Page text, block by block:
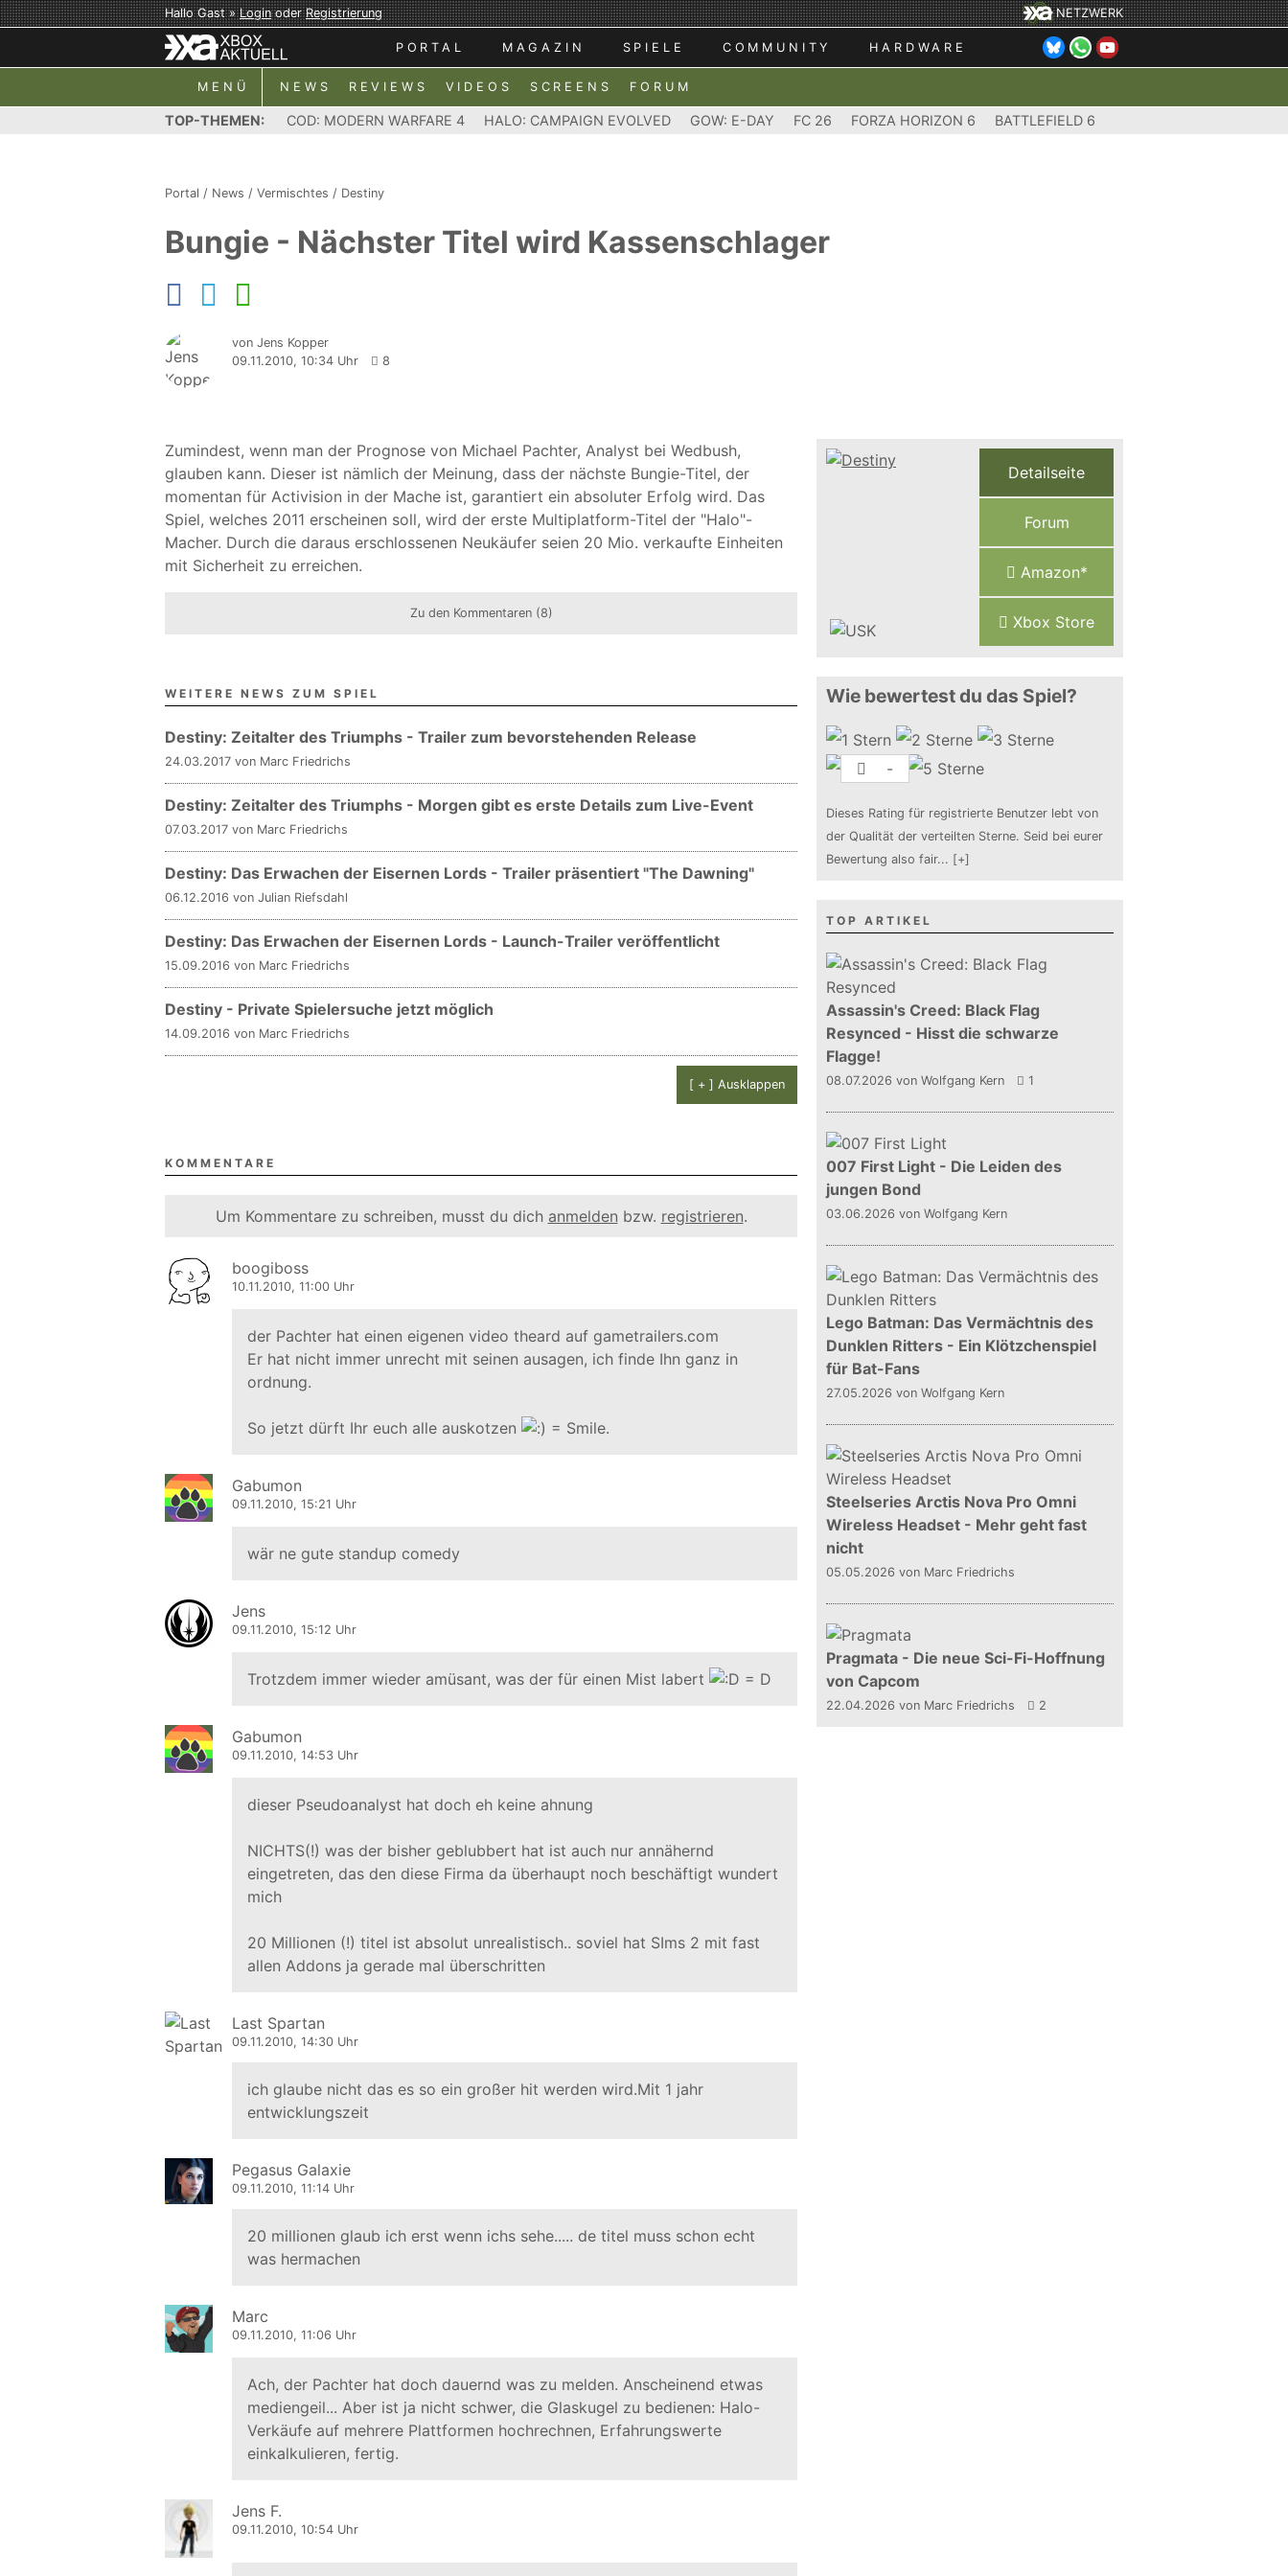
Hallo Gast »LoginoderRegistrierung NETZWERK
PORTAL MAGAZIN SPIELE COMMUNITY HARDWARE
MENÜ NEWS REVIEWS VIDEOS SCREENS FORUM
TOP-THEMEN: COD: MODERN WARFARE 4 HALO: CAMPAIGN EVOLVED GOW: E-DAY FC 26 FORZA HORIZON 6 BATTLEFIELD 6
Portal / News / Vermischtes / Destiny
Bungie - Nächster Titel wird Kassenschlager
von Jens Kopper
09.11.2010, 10:34 Uhr
8
Zumindest, wenn man der Prognose von Michael Pachter, Analyst bei Wedbush,
glauben kann. Dieser ist nämlich der Meinung, dass der nächste Bungie-Titel, der
momentan für Activision in der Mache ist, garantiert ein absoluter Erfolg wird. Das
Spiel, welches 2011 erscheinen soll, wird der erste Multiplatform-Titel der "Halo"-
Macher. Durch die daraus erschlossenen Neukäufer seien 20 Mio. verkaufte Einheiten
mit Sicherheit zu erreichen.
Zu den Kommentaren (8)
WEITERE NEWS ZUM SPIEL
Destiny: Zeitalter des Triumphs - Trailer zum bevorstehenden Release
24.03.2017 von Marc Friedrichs
Destiny: Zeitalter des Triumphs - Morgen gibt es erste Details zum Live-Event
07.03.2017 von Marc Friedrichs
Destiny: Das Erwachen der Eisernen Lords - Trailer präsentiert "The Dawning"
06.12.2016 von Julian Riefsdahl
Destiny: Das Erwachen der Eisernen Lords - Launch-Trailer veröffentlicht
15.09.2016 von Marc Friedrichs
Destiny - Private Spielersuche jetzt möglich
14.09.2016 von Marc Friedrichs
[ + ] Ausklappen
KOMMENTARE
Um Kommentare zu schreiben, musst du dich anmelden bzw. registrieren.
boogiboss
10.11.2010, 11:00 Uhr
der Pachter hat einen eigenen video theard auf gametrailers.com
Er hat nicht immer unrecht mit seinen ausagen, ich finde Ihn ganz in
ordnung.
So jetzt dürft Ihr euch alle auskotzen .
Gabumon
09.11.2010, 15:21 Uhr
wär ne gute standup comedy
Jens
09.11.2010, 15:12 Uhr
Trotzdem immer wieder amüsant, was der für einen Mist labert
Gabumon
09.11.2010, 14:53 Uhr
dieser Pseudoanalyst hat doch eh keine ahnung
NICHTS(!) was der bisher geblubbert hat ist auch nur annähernd
eingetreten, das den diese Firma da überhaupt noch beschäftigt wundert
mich
20 Millionen (!) titel ist absolut unrealistisch.. soviel hat SIms 2 mit fast
allen Addons ja gerade mal überschritten
Last Spartan
09.11.2010, 14:30 Uhr
ich glaube nicht das es so ein großer hit werden wird.Mit 1 jahr
entwicklungszeit
Pegasus Galaxie
09.11.2010, 11:14 Uhr
20 millionen glaub ich erst wenn ichs sehe..... de titel muss schon echt
was hermachen
Marc
09.11.2010, 11:06 Uhr
Ach, der Pachter hat doch dauernd was zu melden. Anscheinend etwas
mediengeil... Aber ist ja nicht schwer, die Glaskugel zu bedienen: Halo-
Verkäufe auf mehrere Plattformen hochrechnen, Erfahrungswerte
einkalkulieren, fertig.
Jens F.
09.11.2010, 10:54 Uhr
Detailseite
Forum
Amazon*
Xbox Store
Wie bewertest du das Spiel?
-
Dieses Rating für registrierte Benutzer lebt von
der Qualität der verteilten Sterne. Seid bei eurer
Bewertung also fair... [+]
TOP ARTIKEL
Assassin's Creed: Black Flag
Resynced - Hisst die schwarze
Flagge!
08.07.2026 von Wolfgang Kern 1
007 First Light - Die Leiden des
jungen Bond
03.06.2026 von Wolfgang Kern
Lego Batman: Das Vermächtnis des
Dunklen Ritters - Ein Klötzchenspiel
für Bat-Fans
27.05.2026 von Wolfgang Kern
Steelseries Arctis Nova Pro Omni
Wireless Headset - Mehr geht fast
nicht
05.05.2026 von Marc Friedrichs
Pragmata - Die neue Sci-Fi-Hoffnung
von Capcom
22.04.2026 von Marc Friedrichs 2